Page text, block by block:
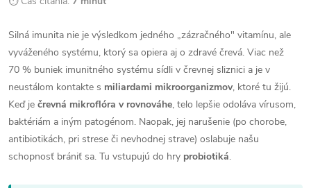
Silná imunita nie je výsledkom jedného „zázračného" vitamínu, ale
vyváženého systému, ktorý sa opiera aj o zdravé črevá. Viac než
70 % buniek imunitného systému sídli v črevnej sliznici a je v
neustálom kontakte s miliardami mikroorganizmov, ktoré tu žijú.
Keď je črevná mikroflóra v rovnováhe, telo lepšie odoláva vírusom,
baktériám a iným patogénom. Naopak, jej narušenie (po chorobe,
antibiotikách, pri strese či nevhodnej strave) oslabuje našu
schopnosť brániť sa. Tu vstupujú do hry probiotiká.